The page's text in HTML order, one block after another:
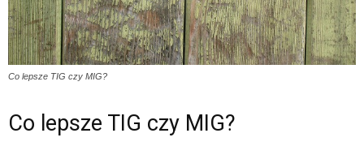
Co lepsze TIG czy MIG?
Co lepsze TIG czy MIG?